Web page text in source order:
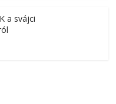
a svájci